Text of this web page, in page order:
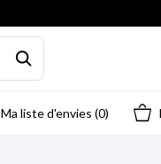
Ma liste d'envies (0)